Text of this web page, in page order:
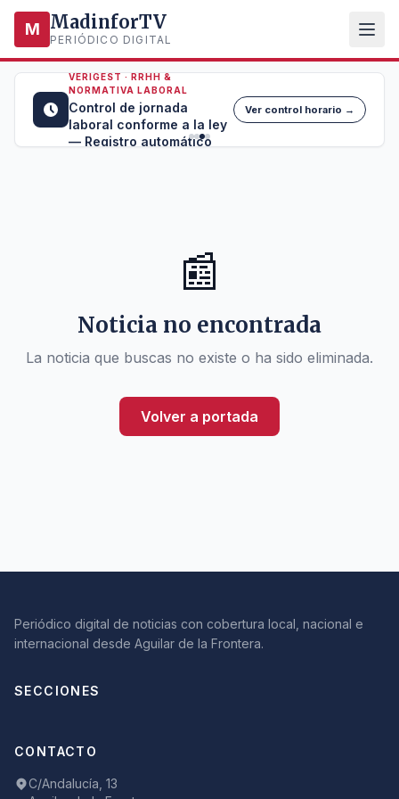
M MadinforTV
PERIÓDICO DIGITAL
VERIGEST · RRHH &
NORMATIVA LABORAL
Control de jornada
laboral conforme a la ley
— Registro automático
Ver control horario →
📰
Noticia no encontrada
La noticia que buscas no existe o ha sido eliminada.
Volver a portada
Periódico digital de noticias con cobertura local, nacional e
internacional desde Aguilar de la Frontera.
SECCIONES
CONTACTO
C/Andalucía, 13